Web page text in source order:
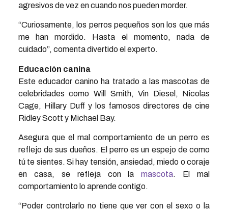
agresivos de vez en cuando nos pueden morder.
“Curiosamente, los perros pequeños son los que más
me han mordido. Hasta el momento, nada de
cuidado”, comenta divertido el experto.
Educación canina
Este educador canino ha tratado a las mascotas de
celebridades como Will Smith, Vin Diesel, Nicolas
Cage, Hillary Duff y los famosos directores de cine
Ridley Scott y Michael Bay.
Asegura que el mal comportamiento de un perro es
reflejo de sus dueños. El perro es un espejo de como
tú te sientes. Si hay tensión, ansiedad, miedo o coraje
en casa, se refleja con lamascota. El mal
comportamiento lo aprende contigo.
“Poder controlarlo no tiene que ver con el sexo o la